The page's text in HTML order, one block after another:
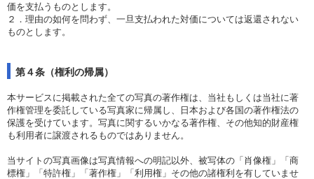
価を支払うものとします。
２．理由の如何を問わず、一旦支払われた対価については返還されない
ものとします。
第４条（権利の帰属）
本サービスに掲載された全ての写真の著作権は、当社もしくは当社に著
作権管理を委託している写真家に帰属し、日本および各国の著作権法の
保護を受けています。写真に関するいかなる著作権、その他知的財産権
も利用者に譲渡されるものではありません。
当サイトの写真画像は写真情報への明記以外、被写体の「肖像権」「商
標権」「特許権」「著作権」「利用権」その他の諸権利を有していませ